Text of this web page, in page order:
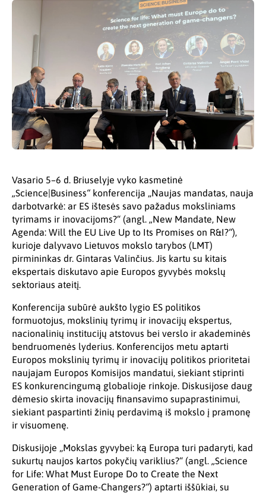
Vasario 5–6 d. Briuselyje vyko kasmetinė
„Science|Business“ konferencija „Naujas mandatas, nauja
darbotvarkė: ar ES ištesės savo pažadus moksliniams
tyrimams ir inovacijoms?“ (angl. „New Mandate, New
Agenda: Will the EU Live Up to Its Promises on R&I?“),
kurioje dalyvavo Lietuvos mokslo tarybos (LMT)
pirmininkas dr. Gintaras Valinčius. Jis kartu su kitais
ekspertais diskutavo apie Europos gyvybės mokslų
sektoriaus ateitį.
Konferencija subūrė aukšto lygio ES politikos
formuotojus, mokslinių tyrimų ir inovacijų ekspertus,
nacionalinių institucijų atstovus bei verslo ir akademinės
bendruomenės lyderius. Konferencijos metu aptarti
Europos mokslinių tyrimų ir inovacijų politikos prioritetai
naujajam Europos Komisijos mandatui, siekiant stiprinti
ES konkurencingumą globalioje rinkoje. Diskusijose daug
dėmesio skirta inovacijų finansavimo supaprastinimui,
siekiant paspartinti žinių perdavimą iš mokslo į pramonę
ir visuomenę.
Diskusijoje „Mokslas gyvybei: ką Europa turi padaryti, kad
sukurtų naujos kartos pokyčių variklius?“ (angl. „Science
for Life: What Must Europe Do to Create the Next
Generation of Game-Changers?“) aptarti iššūkiai, su